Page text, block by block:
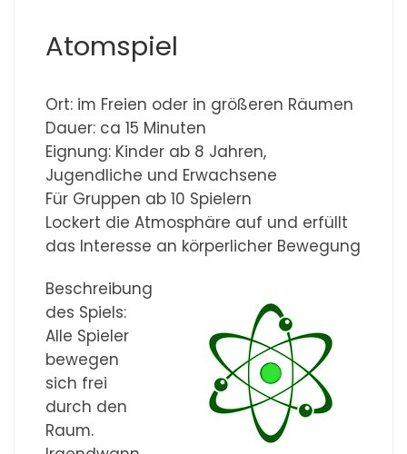
Atomspiel
Ort: im Freien oder in größeren Räumen
Dauer: ca 15 Minuten
Eignung: Kinder ab 8 Jahren,
Jugendliche und Erwachsene
Für Gruppen ab 10 Spielern
Lockert die Atmosphäre auf und erfüllt
das Interesse an körperlicher Bewegung
Beschreibung
des Spiels:
Alle Spieler
bewegen
sich frei
durch den
Raum.